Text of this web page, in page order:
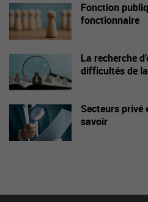
Fonction
fonctionnaire
La recherche
difficultés de
Secteurs privé
savoir